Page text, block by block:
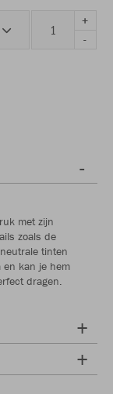
+
-
met zijn
zoals de
tinten
en kan je hem
dragen.